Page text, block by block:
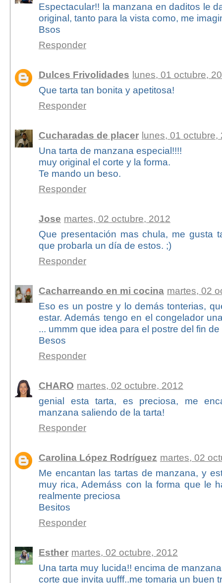
Espectacular!! la manzana en daditos le
original, tanto para la vista como, me
Bsos
Responder
Dulces Frivolidades lunes, 01 octubre,
Que tarta tan bonita y apetitosa!
Responder
Cucharadas de placer lunes, 01 octubre,
Una tarta de manzana especial!!!!
muy original el corte y la forma.
Te mando un beso.
Responder
Jose martes, 02 octubre, 2012
Que presentación mas chula, me gusta
que probarla un día de estos. ;)
Responder
Cacharreando en mi cocina martes, 02
Eso es un postre y lo demás tonterias,
estar. Además tengo en el congelador
... ummm que idea para el postre del fin
Besos
Responder
CHARO martes, 02 octubre, 2012
genial esta tarta, es preciosa, me
manzana saliendo de la tarta!
Responder
Carolina López Rodríguez martes, 02
Me encantan las tartas de manzana, y
muy rica, Ademáss con la forma que le
realmente preciosa
Besitos
Responder
Esther martes, 02 octubre, 2012
Una tarta muy lucida!! encima de
corte que invita uufff..me tomaria un buen